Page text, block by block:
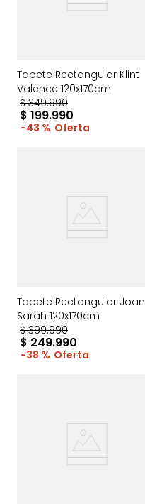
Tapete Rectangular Klint
Valence 120x170cm
$ 349.990
$ 199.990
43 %
Tapete Rectangular Joan
Sarah 120x170cm
$ 399.990
$ 249.990
38 %